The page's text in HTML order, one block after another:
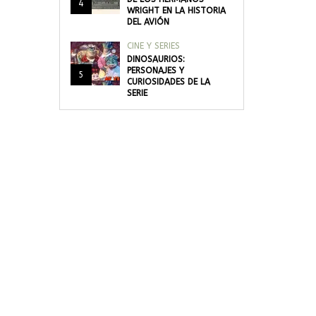
4
WRIGHT EN LA HISTORIA
DEL AVIÓN
5
CINE Y SERIES
DINOSAURIOS:
PERSONAJES Y
CURIOSIDADES DE LA
SERIE